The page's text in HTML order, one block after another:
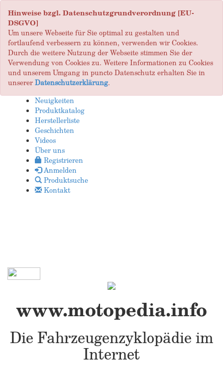
Hinweise bzgl. Datenschutzgrundverordnung [EU-
DSGVO]
Um unsere Webseite für Sie optimal zu gestalten und
fortlaufend verbessern zu können, verwenden wir Cookies.
Durch die weitere Nutzung der Webseite stimmen Sie der
Verwendung von Cookies zu. Weitere Informationen zu Cookies
und unserem Umgang in puncto Datenschutz erhalten Sie in
unsererDatenschutzerklärung.
Neuigkeiten
Produktkatalog
Herstellerliste
Geschichten
Videos
Über uns
Registrieren
Anmelden
Produktsuche
Kontakt
www.motopedia.info
Die Fahrzeugenzyklopädie im
Internet